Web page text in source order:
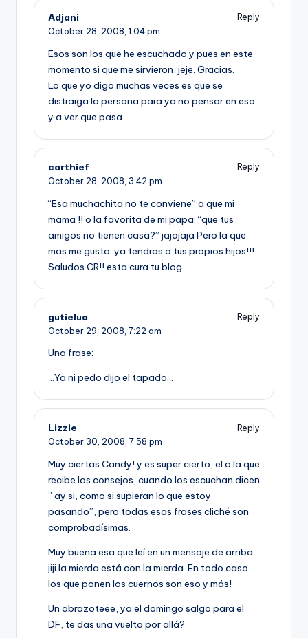
Adjani
Reply
October 28, 2008, 1:04 pm
Esos son los que he escuchado y pues en este
momento si que me sirvieron, jeje. Gracias.
Lo que yo digo muchas veces es que se
distraiga la persona para ya no pensar en eso
y a ver que pasa.
carthief
Reply
October 28, 2008, 3:42 pm
“Esa muchachita no te conviene” a que mi
mama !! o la favorita de mi papa: “que tus
amigos no tienen casa?” jajajaja Pero la que
mas me gusta: ya tendras a tus propios hijos!!!
Saludos CR!! esta cura tu blog.
gutielua
Reply
October 29, 2008, 7:22 am
Una frase:
…Ya ni pedo dijo el tapado…
Lizzie
Reply
October 30, 2008, 7:58 pm
Muy ciertas Candy! y es super cierto, el o la que
recibe los consejos, cuando los escuchan dicen
” ay si, como si supieran lo que estoy
pasando”, pero todas esas frases cliché son
comprobadí­simas.
Muy buena esa que leí­ en un mensaje de arriba
jiji la mierda está con la mierda. En todo caso
los que ponen los cuernos son eso y más!
Un abrazoteee, ya el domingo salgo para el
DF, te das una vuelta por allá?